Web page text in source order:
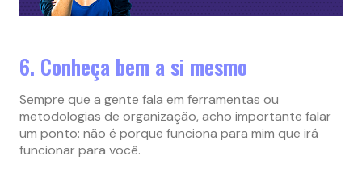
6. Conheça bem a si mesmo
Sempre que a gente fala em ferramentas ou
metodologias de organização, acho importante falar
um ponto: não é porque funciona para mim que irá
funcionar para você.